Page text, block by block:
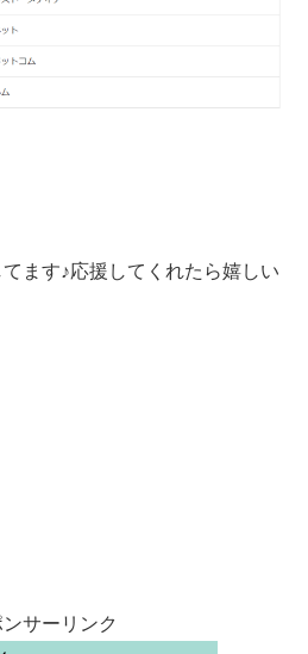
ます♪応援してくれたら嬉しい
ンサーリンク